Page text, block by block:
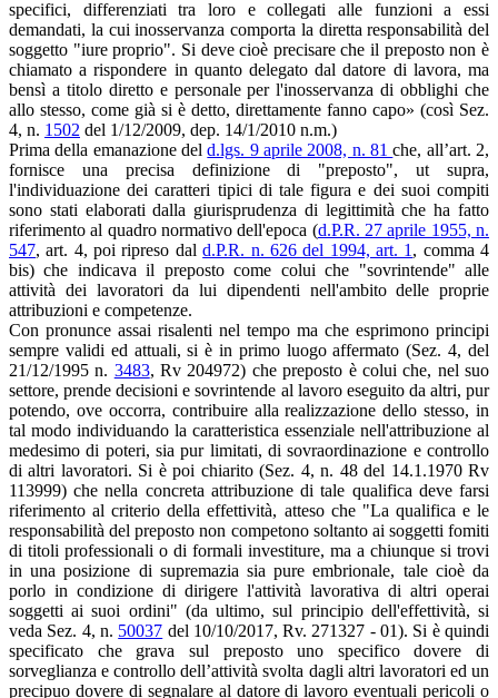
specifici, differenziati tra loro e collegati alle funzioni a essi
demandati, la cui inosservanza comporta la diretta responsabilità del
soggetto "iure proprio". Si deve cioè precisare che il preposto non è
chiamato a rispondere in quanto delegato dal datore di lavora, ma
bensì a titolo diretto e personale per l'inosservanza di obblighi che
allo stesso, come già si è detto, direttamente fanno capo» (così Sez.
4, n. 1502 del 1/12/2009, dep. 14/1/2010 n.m.)
Prima della emanazione deld.lgs. 9 aprile 2008, n. 81che, all’art. 2,
fornisce una precisa definizione di "preposto", ut supra,
l'individuazione dei caratteri tipici di tale figura e dei suoi compiti
sono stati elaborati dalla giurisprudenza di legittimità che ha fatto
riferimento al quadro normativo dell'epoca (d.P.R. 27 aprile 1955, n.
547, art. 4, poi ripreso dald.P.R. n. 626 del 1994, art. 1 , comma 4
bis) che indicava il preposto come colui che "sovrintende" alle
attività dei lavoratori da lui dipendenti nell'ambito delle proprie
attribuzioni e competenze.
Con pronunce assai risalenti nel tempo ma che esprimono principi
sempre validi ed attuali, si è in primo luogo affermato (Sez. 4, del
21/12/1995 n. 3483, Rv 204972) che preposto è colui che, nel suo
settore, prende decisioni e sovrintende al lavoro eseguito da altri, pur
potendo, ove occorra, contribuire alla realizzazione dello stesso, in
tal modo individuando la caratteristica essenziale nell'attribuzione al
medesimo di poteri, sia pur limitati, di sovraordinazione e controllo
di altri lavoratori. Si è poi chiarito (Sez. 4, n. 48 del 14.1.1970 Rv
113999) che nella concreta attribuzione di tale qualifica deve farsi
riferimento al criterio della effettività, atteso che "La qualifica e le
responsabilità del preposto non competono soltanto ai soggetti fomiti
di titoli professionali o di formali investiture, ma a chiunque si trovi
in una posizione di supremazia sia pure embrionale, tale cioè da
porlo in condizione di dirigere l'attività lavorativa di altri operai
soggetti ai suoi ordini" (da ultimo, sul principio dell'effettività, si
veda Sez. 4, n. 50037 del 10/10/2017, Rv. 271327 - 01). Si è quindi
specificato che grava sul preposto uno specifico dovere di
sorveglianza e controllo dell’attività svolta dagli altri lavoratori ed un
precipuo dovere di segnalare al datore di lavoro eventuali pericoli o